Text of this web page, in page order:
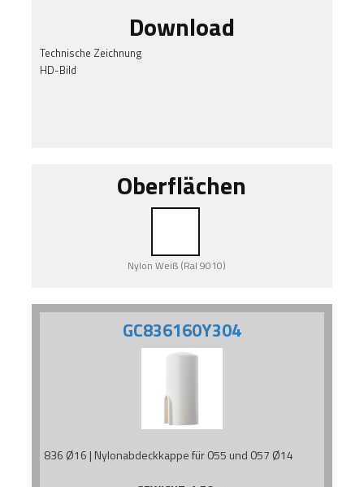
Download
Technische Zeichnung
HD-Bild
Oberflächen
Nylon Weiß (Ral 9010)
GC836160Y304
836 Ø16 | Nylonabdeckkappe für 055 und 057 Ø14